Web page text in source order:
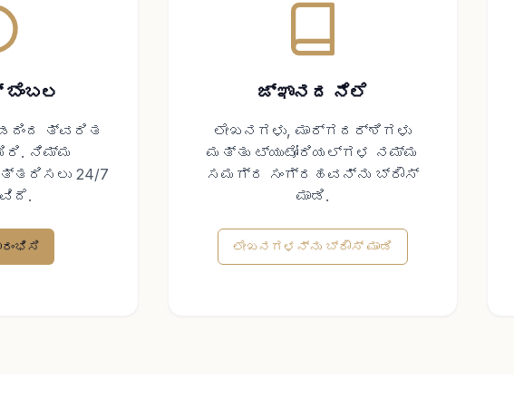
ಬೆಂಬಲ
ತ್ವರಿತ
ನಿಮ್ಮ
24/7
ಜ್ಞಾನದ ನೆಲೆ
ಲೇಖನಗಳು, ಮಾರ್ಗದರ್ಶಿಗಳು
ಮತ್ತು ಟ್ಯುಟೋರಿಯಲ್‌ಗಳ ನಮ್ಮ
ಸಮಗ್ರ ಸಂಗ್ರಹವನ್ನು ಬ್ರೌಸ್
ಮಾಡಿ.
ಲೇಖನಗಳನ್ನು ಬ್ರೌಸ್ ಮಾಡಿ